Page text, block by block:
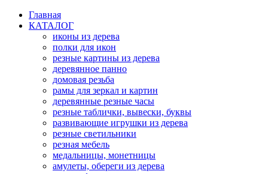
Главная
КАТАЛОГ
иконы из дерева
полки для икон
резные картины из дерева
деревянное панно
домовая резьба
рамы для зеркал и картин
деревянные резные часы
резные таблички, вывески, буквы
развивающие игрушки из дерева
резные светильники
резная мебель
медальницы, монетницы
амулеты, обереги из дерева